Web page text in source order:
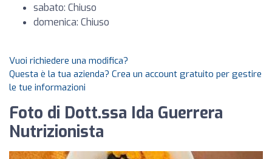
sabato: Chiuso
domenica: Chiuso
Vuoi richiedere una modifica?
Questa è la tua azienda? Crea un account gratuito per gestire
le tue informazioni
Foto di Dott.ssa Ida Guerrera
Nutrizionista